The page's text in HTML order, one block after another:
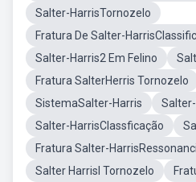
Salter-HarrisTornozelo
Fratura De Salter-
Salter-Harris2 Em Felino
Fratura SalterHerris Tornozelo
SistemaSalter-Harris
Salter-HarrisClassficação
Fratura Salter-
Salter HarrisI Tornozelo